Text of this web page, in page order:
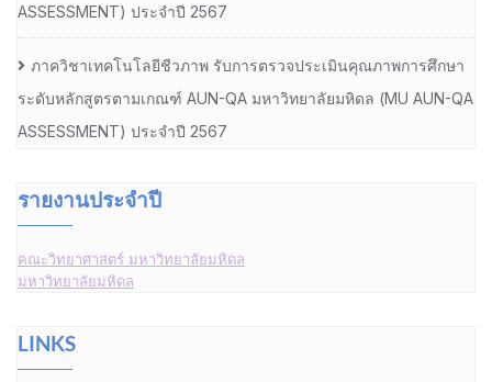
ASSESSMENT) ประจำปี 2567
ภาควิชาเทคโนโลยีชีวภาพ รับการตรวจประเมินคุณภาพการศึกษา
ระดับหลักสูตรตามเกณฑ์ AUN-QA มหาวิทยาลัยมหิดล (MU AUN-QA
ASSESSMENT) ประจำปี 2567
รายงานประจำปี
คณะวิทยาศาสตร์ มหาวิทยาลัยมหิดล
มหาวิทยาลัยมหิดล
LINKS